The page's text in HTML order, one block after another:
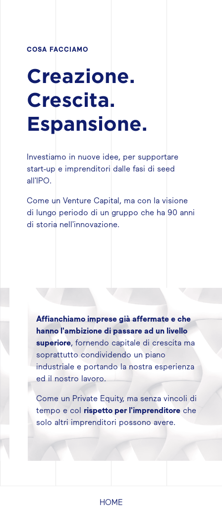
COSA FACCIAMO
Creazione.
Crescita.
Espansione.
Investiamo in nuove idee, per supportare
start-up e imprenditori dalle fasi di seed
all'IPO.
Come un Venture Capital, ma con la visione
di lungo periodo di un gruppo che ha 90 anni
di storia nell'innovazione.
Affianchiamo imprese già affermate e che
hanno l'ambizione di passare ad un livello
superiore, fornendo capitale di crescita ma
soprattutto condividendo un piano
industriale e portando la nostra esperienza
ed il nostro lavoro.
Come un Private Equity, ma senza vincoli di
tempo e col rispetto per l'imprenditore che
solo altri imprenditori possono avere.
HOME